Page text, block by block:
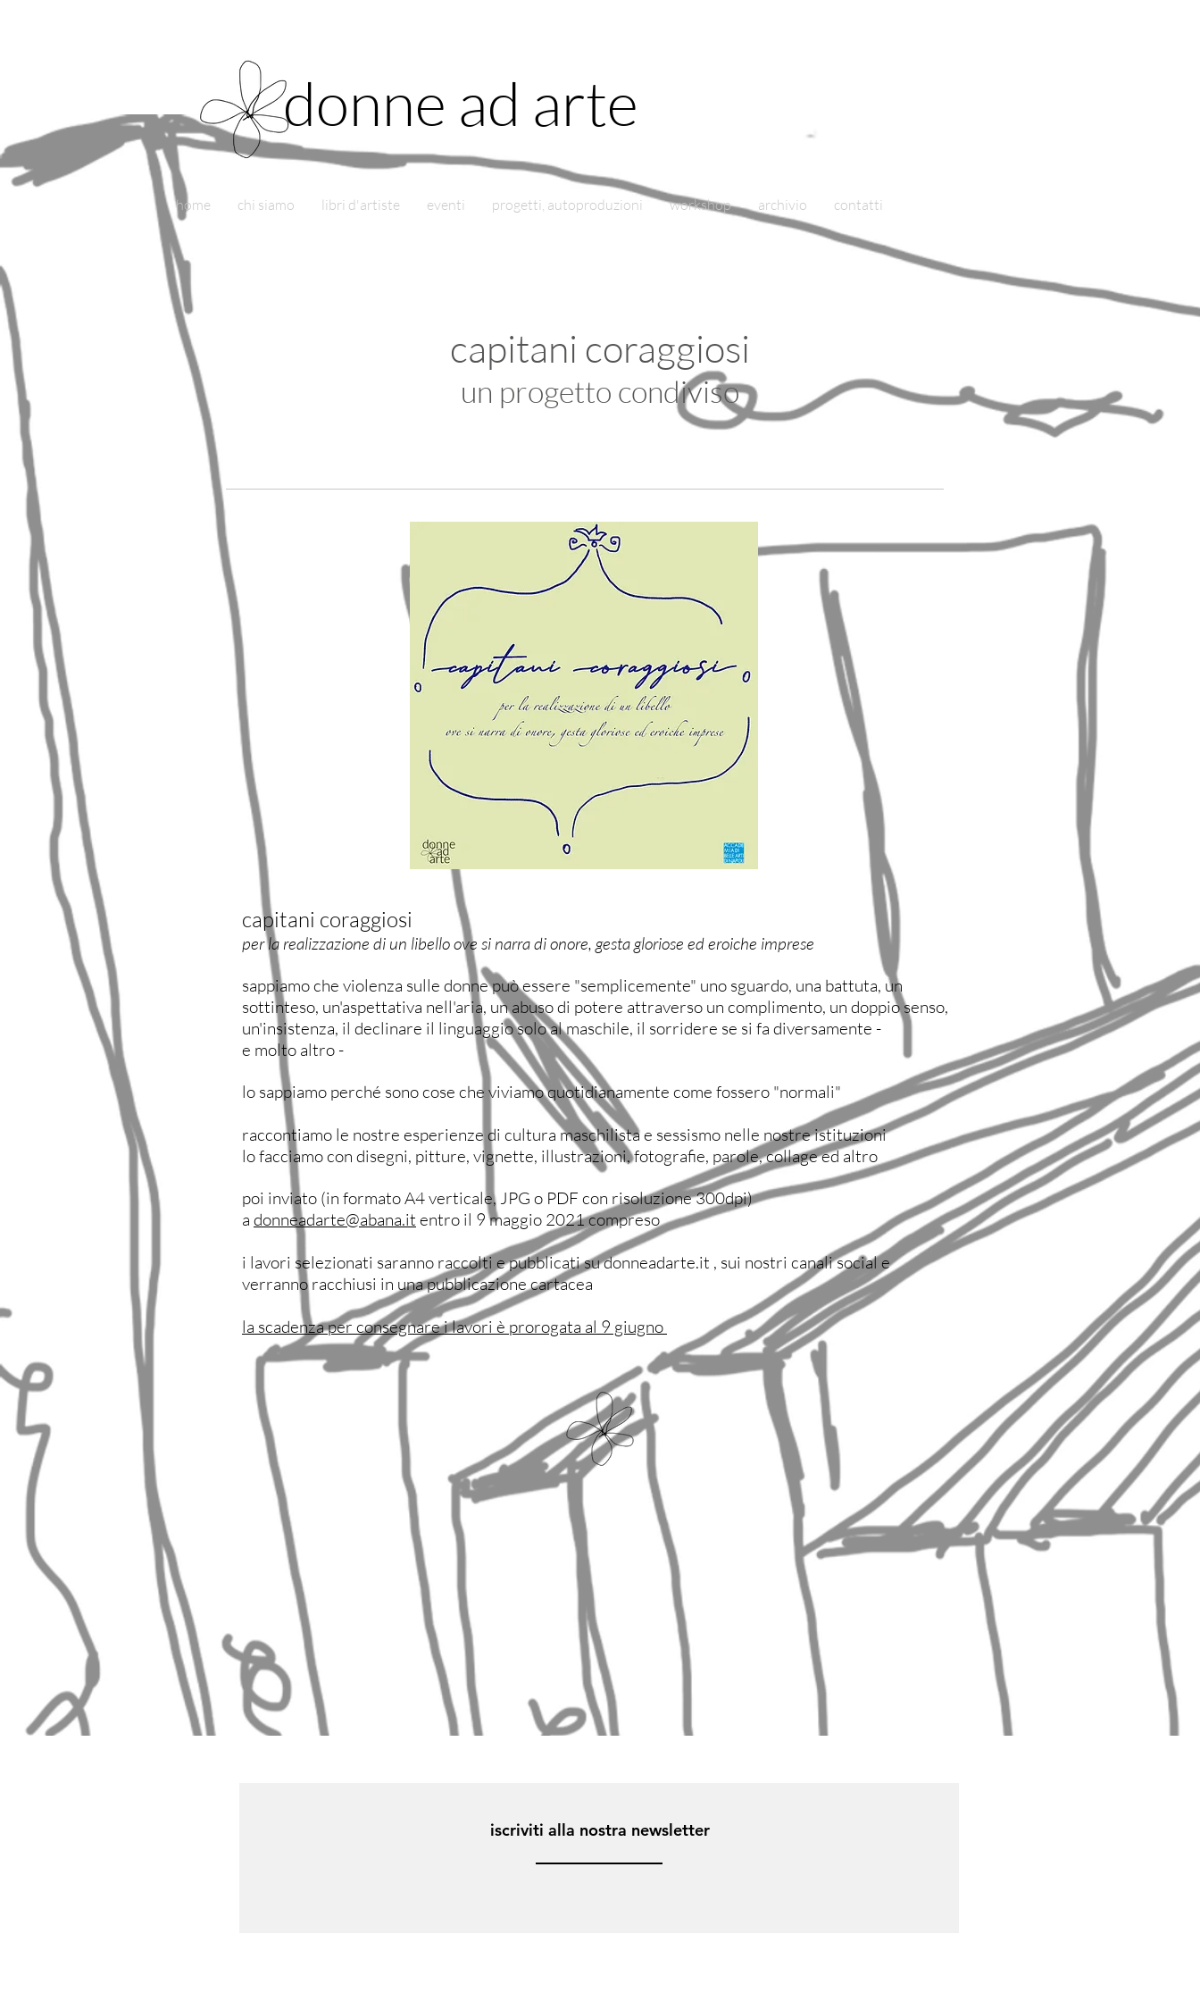
donne ad arte
home chi siamo libri d'artiste eventi progetti, autoproduzioni workshop archivio contatti
capitani coraggiosi
un progetto condiviso
capitani coraggiosi
per la realizzazione di un libello ove si narra di onore, gesta gloriose ed eroiche imprese
sappiamo che violenza sulle donne può essere "semplicemente" uno sguardo, una battuta, un
sottinteso, un'aspettativa nell'aria, un abuso di potere attraverso un complimento, un doppio senso,
un'insistenza, il declinare il linguaggio solo al maschile, il sorridere se si fa diversamente -
e molto altro -
lo sappiamo perché sono cose che viviamo quotidianamente come fossero "normali"
raccontiamo le nostre esperienze di cultura maschilista e sessismo nelle nostre istituzioni
lo facciamo con disegni, pitture, vignette, illustrazioni, fotografie, parole, collage ed altro
poi inviato (in formato A4 verticale, JPG o PDF con risoluzione 300dpi)
a donneadarte@abana.it entro il 9 maggio 2021 compreso
i lavori selezionati saranno raccolti e pubblicati su donneadarte.it , sui nostri canali social e
verranno racchiusi in una pubblicazione cartacea
la scadenza per consegnare i lavori è prorogata al 9 giugno
iscriviti alla nostra newsletter